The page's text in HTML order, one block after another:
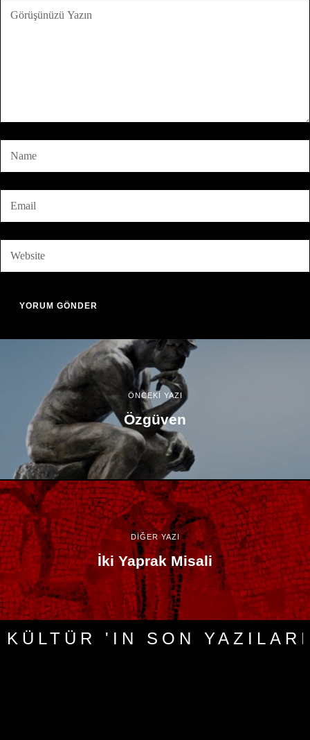
ÖNCEKİ YAZI
Özgüven
DİĞER YAZI
İki Yaprak Misali
KÜLTÜR 'IN SON YAZILARI